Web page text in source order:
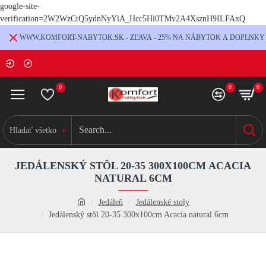
google-site-
verification=2W2WzCtQ5ydnNyYlA_Hcc5Hi0TMv2A4XsznH9ILFAxQ
WWW.KOMFORT-NABYTOK.SK - ZĽAVA - 25% NA NÁBYTOK A DOPLNKY
0 0 0
Hladať všetko
Jedáleň
Jedálenské stoly
Jedálenský stôl 20-35 300x100cm Acacia natural 6cm
JEDÁLENSKÝ STÔL 20-35 300X100CM ACACIA
NATURAL 6CM